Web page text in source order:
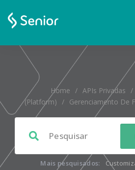
Home / APIs Privadas /
(platform) / Gerenciamento De
Mais pesquisados: